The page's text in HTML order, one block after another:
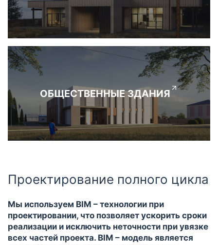
ОБЩЕСТВЕННЫЕ ЗДАНИЯ
Проектирование полного цикла
Мы используем BIM – технологии при
проектировании, что позволяет ускорить сроки
реализации и исключить неточности при увязке
всех частей проекта. BIM – модель является